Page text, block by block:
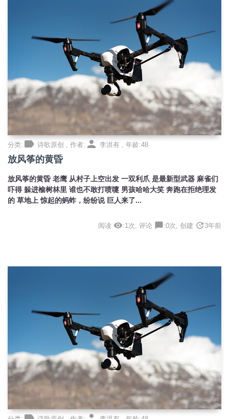
分类: label 诗歌原创 , 作者: person 李洪有 , 年龄:48
放风筝的黄昏
放风筝的黄昏 老鹰 从村子上空出发 一双利爪 是最新型武器 麻雀们
吓得 躲进榆树林里 谁也不敢打喷嚏 男孩哈哈大笑 奔跑在拒绝理发
的 草地上 惊起的蚂蚱，纷纷说 巨人来了...
阅读 visibility:1次, 评论 :0次, 创建 update 3年前